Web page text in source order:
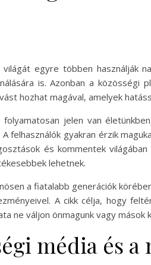
egyre többen használják
is. Azonban a
hozhat magával, amelyek
folyamatosan jelen van
A felhasználók gyakran érzik
és kommentek
lehetnek.
a fiatalabb generációk
A cikk célja, hogy
ne váljon önmagunk vagy mások
média és